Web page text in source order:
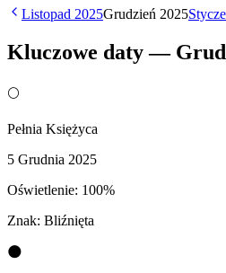
Listopad 2025Grudzień 2025
Kluczowe daty —
🌕
Pełnia Księżyca
5 Grudnia 2025
Oświetlenie: 100%
Znak: Bliźnięta
🌑